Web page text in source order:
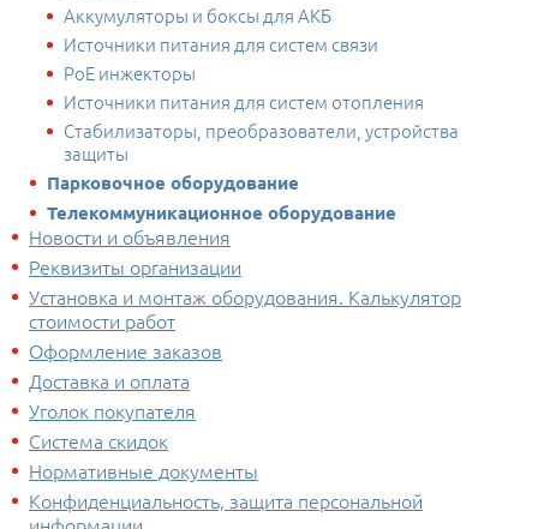
Аккумуляторы и боксы для АКБ
Источники питания для систем связи
PoE инжекторы
Источники питания для систем отопления
Стабилизаторы, преобразователи, устройства
защиты
Парковочное оборудование
Телекоммуникационное оборудование
Новости и объявления
Реквизиты организации
Установка и монтаж оборудования. Калькулятор
стоимости работ
Оформление заказов
Доставка и оплата
Уголок покупателя
Система скидок
Нормативные документы
Конфиденциальность, защита персональной